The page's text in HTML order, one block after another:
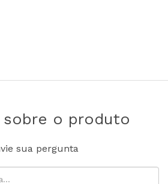
sobre o produto
sua pergunta